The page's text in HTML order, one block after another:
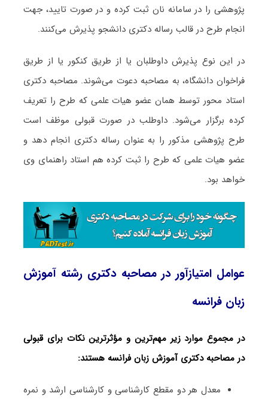
پژوهشی را در سامانه نان ثبت کرده و در صورت تایید، جهت
انجام طرح در قالب رساله دکتری دانشجو پذیرش می‌کنند.
در این نوع پذیرش داوطلبان یا از طریق کنکور یا از طریق
فراخوان دانشگاه، به مصاحبه دعوت می‌شوند. مصاحبه دکتری
استاد محور توسط همان عضو هیات علمی که طرح را تعریف
کرده برگزار می‌شود. داوطلب در صورت قبولی موظف است
طرح پژوهشی مذکور را به عنوان رساله دکتری انجام دهد و
عضو هیات علمی که طرح را ثبت کرده هم استاد راهنمای وی
خواهد بود.
عوامل امتیازآور در مصاحبه دکتری رشته آموزش
زبان فرانسه
در مجموع موارد زیر مهم‌ترین و مؤثرترین نکات برای قبولی
در مصاحبه دکتری آموزش زبان فرانسه هستند:
معدل هر دو مقطع کارشناسی و کارشناسی ارشد و نمره